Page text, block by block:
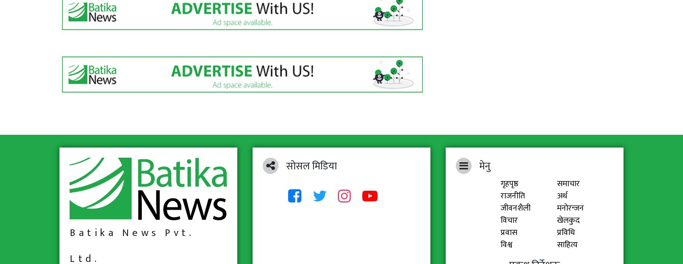
Batika News Pvt.
Ltd.
सोसल मिडिया मेनु
गृहपृष्ठ
समाचार
राजनीति
अर्थ
जीवनशैली
मनोरन्जन
विचार
खेलकुद
प्रवास
प्रविधि
विश्व
साहित्य